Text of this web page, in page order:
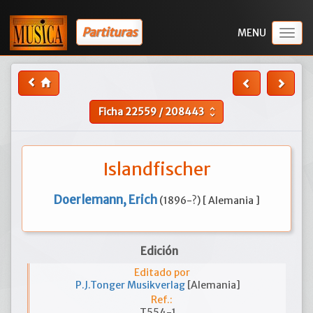
Partituras
Ficha22559/208443 unfold_more
Islandfischer
Doerlemann, Erich (1896-?) [ Alemania ]
Edición
Editado por
P.J.Tonger Musikverlag [Alemania]
Ref.: